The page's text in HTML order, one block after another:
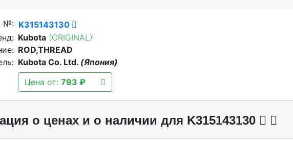
№: K315143130
Kubota (ORIGINAL)
ROD,THREAD
Kubota Co. Ltd. (Япония)
Цена от: 793 ₽
о ценах и о наличии для K315143130